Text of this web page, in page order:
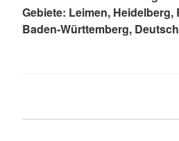
Gebiete: Leimen, Heidelberg,
Baden-Württemberg,